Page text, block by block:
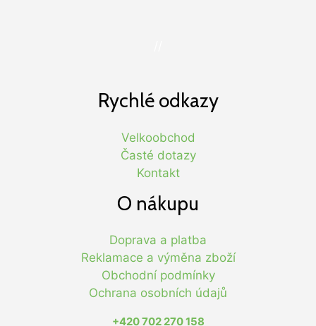
Rychlé odkazy
Velkoobchod
Časté dotazy
Kontakt
O nákupu
Doprava a platba
Reklamace a výměna zboží
Obchodní podmínky
Ochrana osobních údajů
+420 702 270 158